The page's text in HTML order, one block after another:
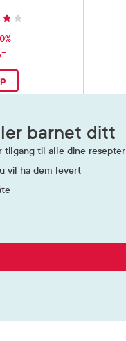
barnet ditt
tilgang til alle dine resepter
vil ha dem levert